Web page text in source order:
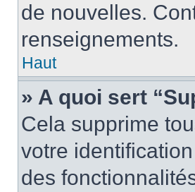
de nouvelles.
renseignements.
Haut
» A quoi sert
Cela supprime
votre
des